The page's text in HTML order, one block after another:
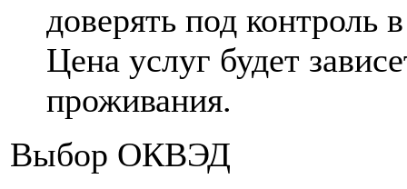
доверять под контроль
Цена услуг будет
проживания.
Выбор ОКВЭД